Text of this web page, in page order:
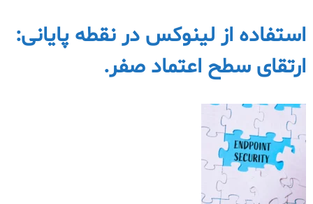
استفاده از لینوکس در نقطه پایانی:
ارتقای سطح اعتماد صفر.